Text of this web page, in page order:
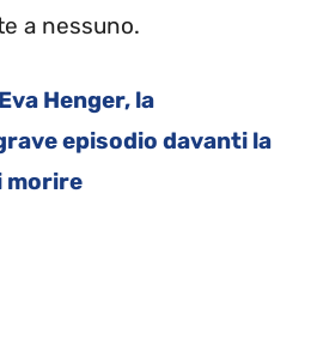
a nessuno.
Eva Henger, la
episodio davanti la
morire